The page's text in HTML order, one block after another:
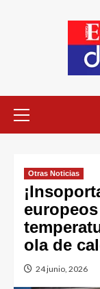
Otras Noticias
ola de
24 junio, 2026